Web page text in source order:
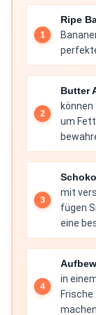
Ripe
Butter
um
mit
fügen
eine
in
machen.